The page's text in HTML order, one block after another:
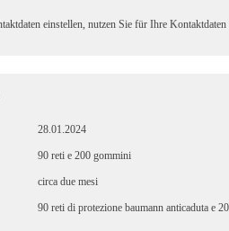
einstellen, nutzen Sie für Ihre
28.01.2024
90 reti e 200 gommini
circa due mesi
90 reti di protezione baumann anticaduta e